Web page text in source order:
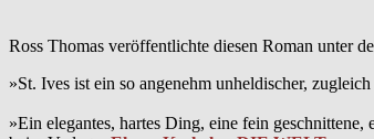
Ross Thomas veröffentlichte diesen Roman unter
»St. Ives ist ein so angenehm unheldischer,
»Ein elegantes, hartes Ding, eine fein